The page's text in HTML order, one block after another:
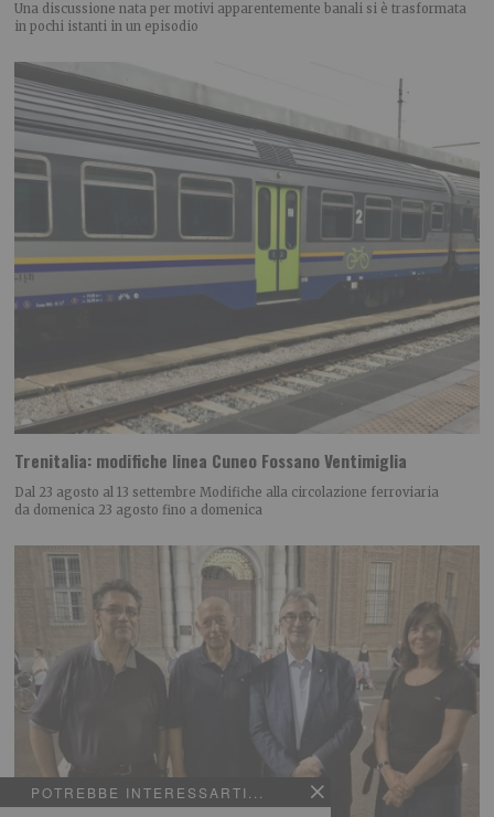
POTREBBE INTERESSARTI...
Una discussione nata per motivi apparentemente banali si è trasformata
in pochi istanti in un episodio
Trenitalia: modifiche linea Cuneo Fossano Ventimiglia
Dal 23 agosto al 13 settembre Modifiche alla circolazione ferroviaria
da domenica 23 agosto fino a domenica